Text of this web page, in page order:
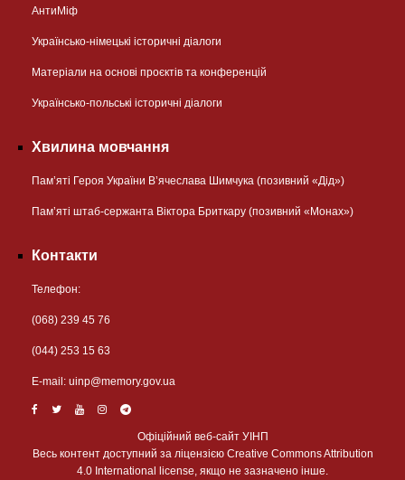
АнтиМіф
Українсько-німецькі історичні діалоги
Матеріали на основі проєктів та конференцій
Українсько-польські історичні діалоги
Хвилина мовчання
Пам’яті Героя України В’ячеслава Шимчука (позивний «Дід»)
Пам’яті штаб-сержанта Віктора Бриткару (позивний «Монах»)
Контакти
Телефон:
(068) 239 45 76
(044) 253 15 63
Е-mail: uinp@memory.gov.ua
Офіційний веб-сайт УІНП
Весь контент доступний за ліцензією Creative Commons Attribution
4.0 International license, якщо не зазначено інше.